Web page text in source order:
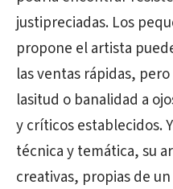
justipreciadas. Los
propone el artista
las ventas rápidas,
lasitud o banalidad a
y críticos establecidos.
técnica y temática, su
creativas, propias de